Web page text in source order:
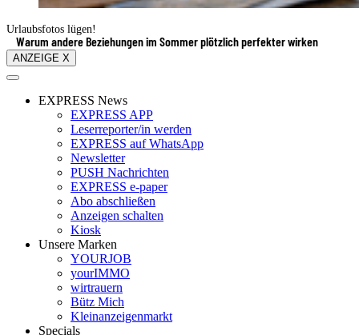
Urlaubsfotos lügen!
Warum andere Beziehungen im Sommer plötzlich perfekter wirken
ANZEIGE X
EXPRESS News
EXPRESS APP
Leserreporter/in werden
EXPRESS auf WhatsApp
Newsletter
PUSH Nachrichten
EXPRESS e-paper
Abo abschließen
Anzeigen schalten
Kiosk
Unsere Marken
YOURJOB
yourIMMO
wirtrauern
Bütz Mich
Kleinanzeigenmarkt
Specials